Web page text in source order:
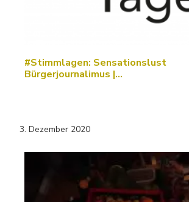
#Stimmlagen: Sensationslust
Bürgerjournalimus |…
3. Dezember 2020